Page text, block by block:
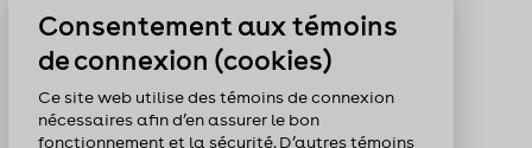
CHERCHER
Pour nous suivre :
Consentement aux témoins
de connexion (cookies)
Ce site web utilise des témoins de connexion
nécessaires afin d’en assurer le bon
fonctionnement et la sécurité. D’autres témoins